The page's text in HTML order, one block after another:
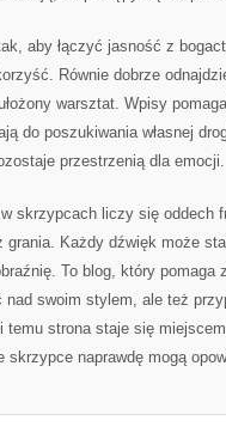
aby łączyć jasność z
Równie dobrze
warsztat. Wpisy
do poszukiwania własnej
przestrzenią dla emocji.
skrzypcach liczy się oddech
grania. Każdy dźwięk może
To blog, który pomaga
nad swoim stylem, ale też
strona staje się
naprawdę mogą